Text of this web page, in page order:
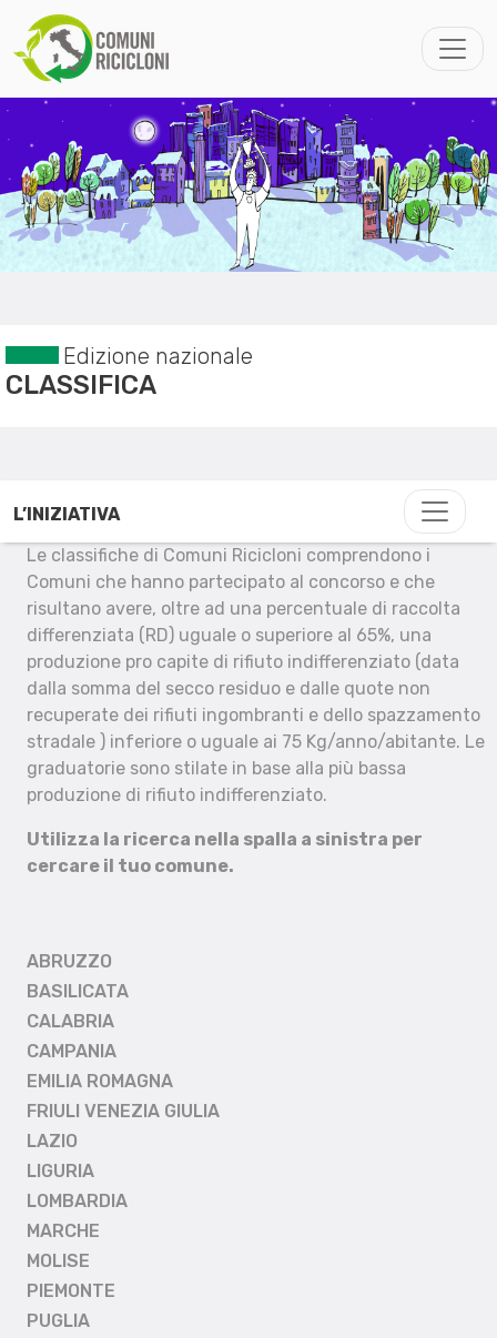
Edizione nazionale
CLASSIFICA
L’INIZIATIVA
Le classifiche di Comuni Ricicloni comprendono i
Comuni che hanno partecipato al concorso e che
risultano avere, oltre ad una percentuale di raccolta
differenziata (RD) uguale o superiore al 65%, una
produzione pro capite di rifiuto indifferenziato (data
dalla somma del secco residuo e dalle quote non
recuperate dei rifiuti ingombranti e dello spazzamento
stradale ) inferiore o uguale ai 75 Kg/anno/abitante. Le
graduatorie sono stilate in base alla più bassa
produzione di rifiuto indifferenziato.
Utilizza la ricerca nella spalla a sinistra per
cercare il tuo comune.
ABRUZZO
BASILICATA
CALABRIA
CAMPANIA
EMILIA ROMAGNA
FRIULI VENEZIA GIULIA
LAZIO
LIGURIA
LOMBARDIA
MARCHE
MOLISE
PIEMONTE
PUGLIA